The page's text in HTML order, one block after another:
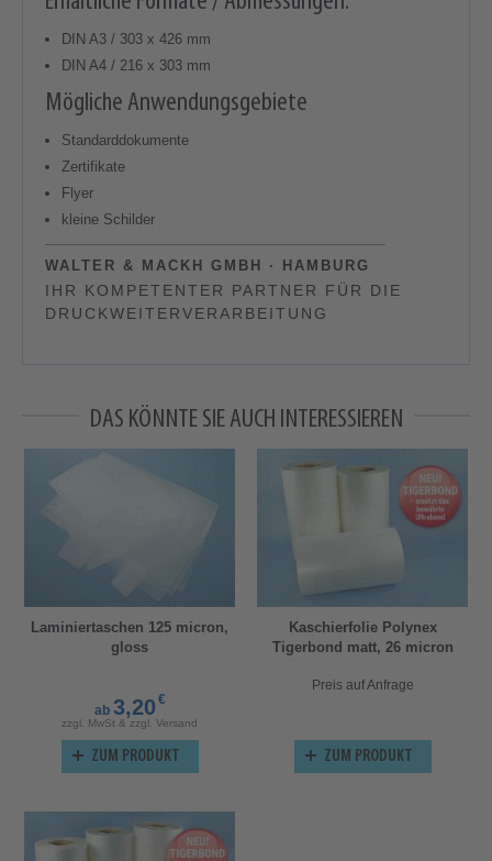
DIN A3 / 303 x 426 mm
DIN A4 / 216 x 303 mm
Mögliche Anwendungsgebiete
Standarddokumente
Zertifikate
Flyer
kleine Schilder
WALTER & MACKH GMBH · HAMBURG
IHR KOMPETENTER PARTNER FÜR DIE
DRUCKWEITERVERARBEITUNG
DAS KÖNNTE SIE AUCH INTERESSIEREN
Laminiertaschen 125 micron,
gloss
ab 3,20 €
zzgl. MwSt & zzgl. Versand
ZUM PRODUKT
Kaschierfolie Polynex
Tigerbond matt, 26 micron
Preis auf Anfrage
ZUM PRODUKT